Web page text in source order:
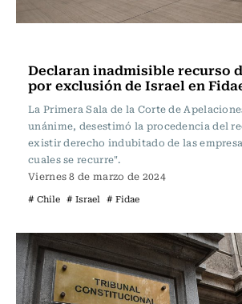
Declaran inadmisible recurso
por exclusión de Israel en
La Primera Sala de la Corte de
unánime, desestimó la procedencia del
existir derecho indubitado de las
cuales se recurre".
Viernes 8 de marzo de 2024
# Chile # Israel # Fidae